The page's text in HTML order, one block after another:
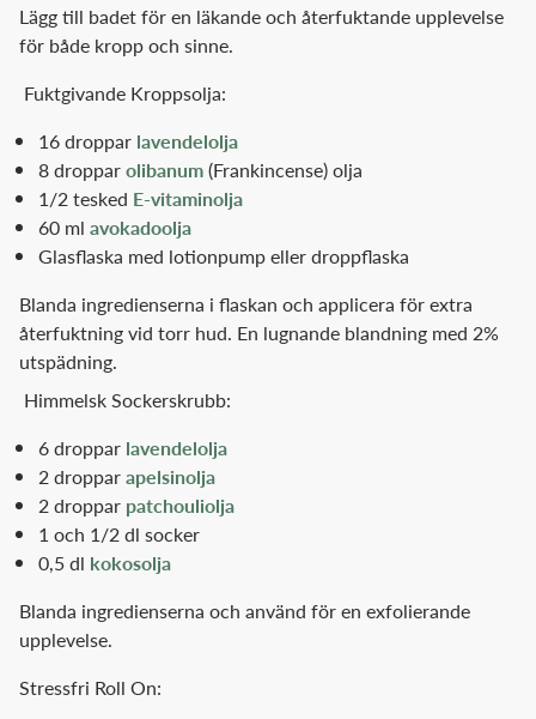
Lägg till badet för en läkande och återfuktande upplevelse
för både kropp och sinne.
Fuktgivande Kroppsolja:
16 droppar lavendelolja
8 dropparolibanum(Frankincense) olja
1/2 tesked E-vitaminolja
60 ml avokadoolja
Glasflaska med lotionpump eller droppflaska
Blanda ingredienserna i flaskan och applicera för extra
återfuktning vid torr hud. En lugnande blandning med 2%
utspädning.
Himmelsk Sockerskrubb:
6 droppar lavendelolja
2 dropparapelsinolja
2 droppar patchouliolja
1 och 1/2 dl socker
0,5 dl kokosolja
Blanda ingredienserna och använd för en exfolierande
upplevelse.
Stressfri Roll On: